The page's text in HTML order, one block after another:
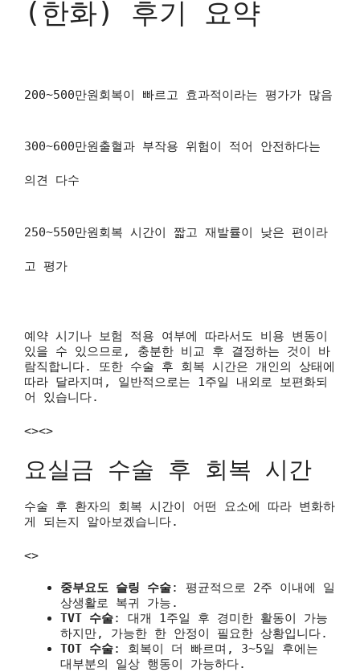
(한화) 후기 요약
200~500만원회복이 빠르고 효과적이라는 평가가 많음
300~600만원출혈과 부작용 위험이 적어 안전하다는
의견 다수
250~550만원회복 시간이 짧고 재발률이 낮은 편이라
고 평가
예약 시기나 보험 적용 여부에 따라서도 비용 변동이
있을 수 있으므로, 충분한 비교 후 결정하는 것이 바
람직합니다. 또한 수술 후 회복 시간은 개인의 상태에
따라 달라지며, 일반적으로는 1주일 내외로 보편화되
어 있습니다.
<><>
요실금 수술 후 회복 시간
수술 후 환자의 회복 시간이 어떤 요소에 따라 변화하
게 되는지 알아보겠습니다.
<>
중부요도 슬링 수술: 평균적으로 2주 이내에 일
상생활로 복귀 가능.
TVT 수술: 대개 1주일 후 경미한 활동이 가능
하지만, 가능한 한 안정이 필요한 상황입니다.
TOT 수술: 회복이 더 빠르며, 3~5일 후에는
대부분의 일상 행동이 가능하다.